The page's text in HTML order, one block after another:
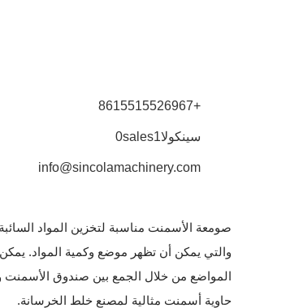
+8615515526967
سينكولا0sales1
info@sincolamachinery.com
صومعة الأسمنت مناسبة لتخزين المواد
والتي يمكن أن تظهر موضع وكمية المواد.
المواضع من خلال الجمع بين صندوق الأسمنت
حاوية أسمنت مثالية لمصنع خلط الخرسانة.